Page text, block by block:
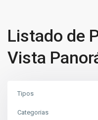
Listado de
Vista
Tipos
Categorias